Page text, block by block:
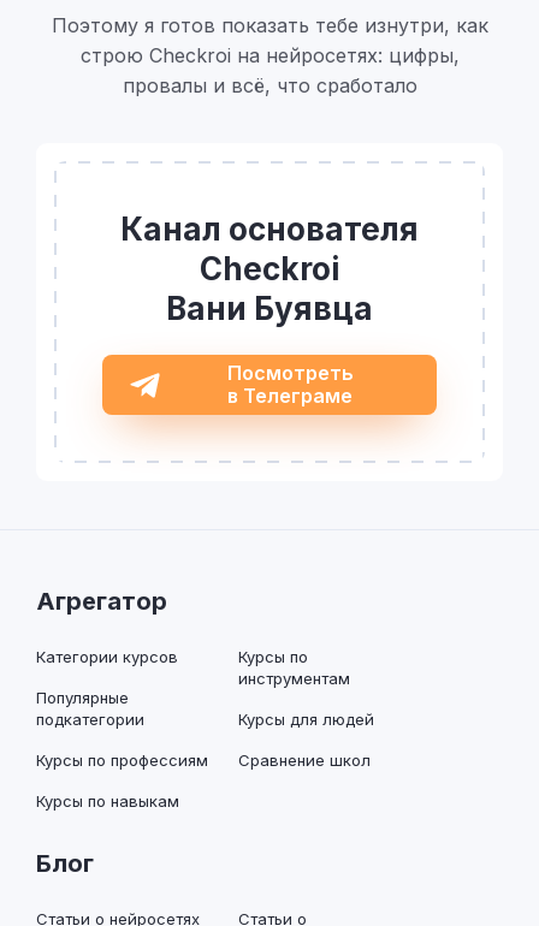
Поэтому я готов показать тебе изнутри, как
строю Checkroi на нейросетях: цифры,
провалы и всё, что сработало
Канал основателя
Checkroi
Вани Буявца
Посмотреть
в Телеграме
Агрегатор
Категории курсов
Популярные
подкатегории
Курсы по профессиям
Курсы по навыкам
Курсы по
инструментам
Курсы для людей
Сравнение школ
Блог
Статьи о нейросетях
Статьи о